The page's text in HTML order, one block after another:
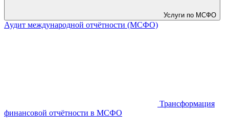
Услуги по МСФО
Аудит международной отчётности (МСФО)
Трансформация
финансовой отчётности в МСФО